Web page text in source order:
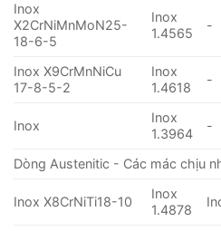
Inox
X2CrNiMnMoN25-
18-6-5
Inox
1.4565
-
Inox X9CrMnNiCu
17-8-5-2
Inox
1.4618
-
Inox
Inox
1.3964
-
Dòng Austenitic - Các mác chịu
Inox X8CrNiTi18-10
Inox
1.4878